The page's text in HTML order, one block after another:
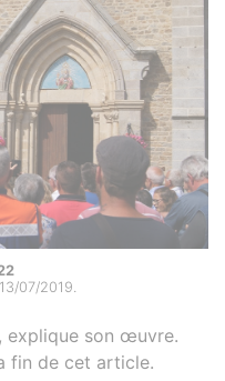
07/2019.
explique son œuvre.
fin de cet article.